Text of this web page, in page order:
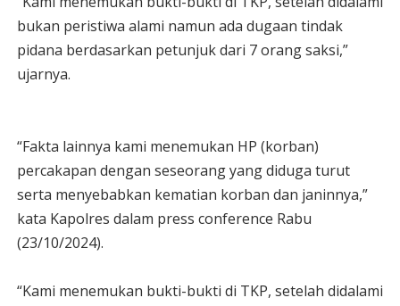
bukan peristiwa alami namun ada dugaan tindak
pidana berdasarkan petunjuk dari 7 orang saksi,”
ujarnya.
“Fakta lainnya kami menemukan HP (korban)
percakapan dengan seseorang yang diduga turut
serta menyebabkan kematian korban dan janinnya,”
kata Kapolres dalam press conference Rabu
(23/10/2024).
“Kami menemukan bukti-bukti di TKP, setelah didalami